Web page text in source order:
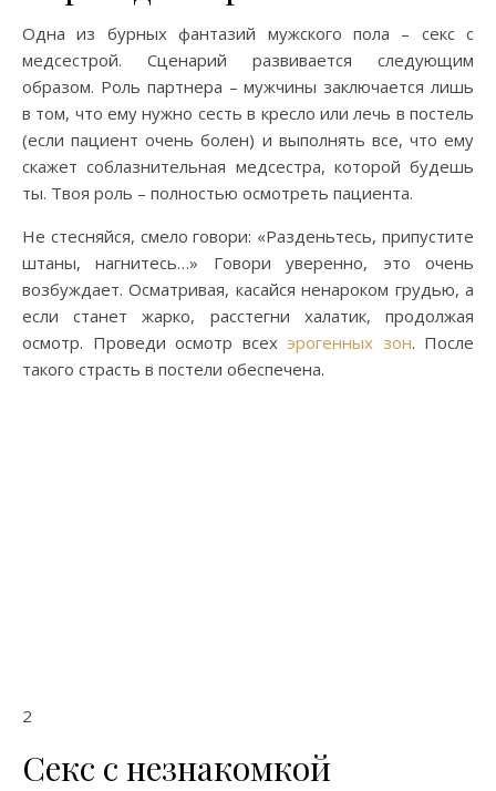
Одна из бурных фантазий мужского пола – секс с
медсестрой. Сценарий развивается следующим
образом. Роль партнера – мужчины заключается лишь
в том, что ему нужно сесть в кресло или лечь в постель
(если пациент очень болен) и выполнять все, что ему
скажет соблазнительная медсестра, которой будешь
ты. Твоя роль – полностью осмотреть пациента.
Не стесняйся, смело говори: «Разденьтесь, припустите
штаны, нагнитесь…» Говори уверенно, это очень
возбуждает. Осматривая, касайся ненароком грудью, а
если станет жарко, расстегни халатик, продолжая
осмотр. Проведи осмотр всех эрогенных зон. После
такого страсть в постели обеспечена.
2
Секс с незнакомкой